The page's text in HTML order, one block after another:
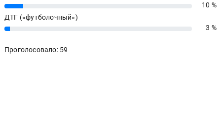
10%
10 %
ДТГ («футболочный»)
3% 3 %
Проголосовало: 59